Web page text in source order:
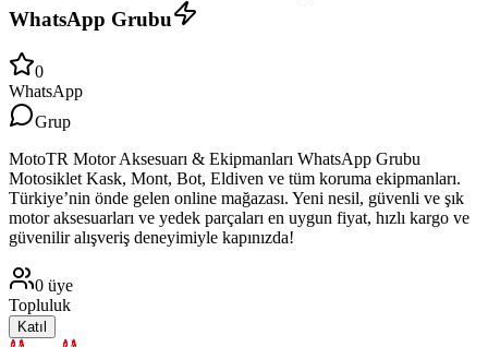
WhatsApp Grubu
0
WhatsApp
Grup
MotoTR Motor Aksesuarı & Ekipmanları WhatsApp Grubu
Motosiklet Kask, Mont, Bot, Eldiven ve tüm koruma ekipmanları.
Türkiye’nin önde gelen online mağazası. Yeni nesil, güvenli ve şık
motor aksesuarları ve yedek parçaları en uygun fiyat, hızlı kargo ve
güvenilir alışveriş deneyimiyle kapınızda!
0 üye
Topluluk
Katıl